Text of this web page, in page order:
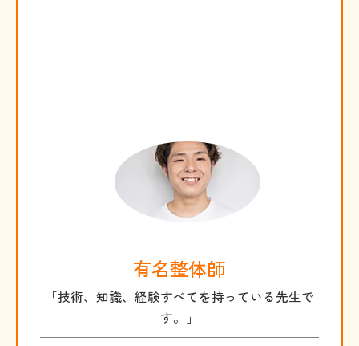
有名整体師
「技術、知識、経験すべてを持っている先生で
す。」